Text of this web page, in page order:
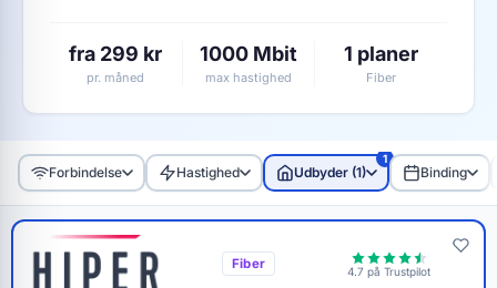
fra 299 kr
pr. måned
1000 Mbit
max hastighed
1 planer
Fiber
Forbindelse Hastighed Udbyder (1) Binding
Fiber 4.7 på Trustpilot